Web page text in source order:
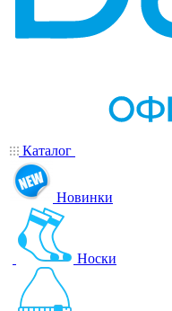
Каталог
Новинки
Носки